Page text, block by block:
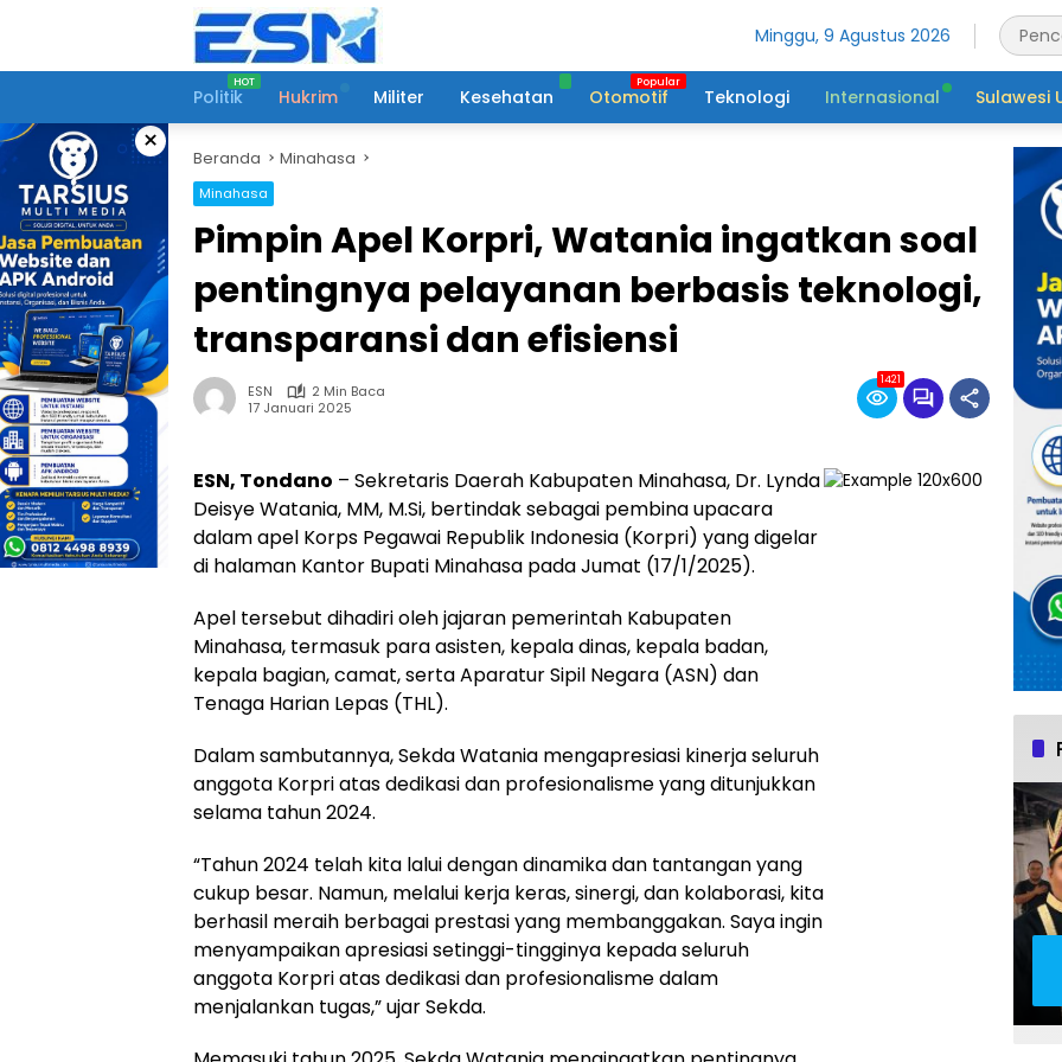
Minggu, 9 Agustus 2026
Politik Hukrim Militer Kesehatan Otomotif Teknologi Internasional Sulawesi
× Beranda Minahasa
Minahasa
Pimpin Apel Korpri, Watania ingatkan soal
pentingnya pelayanan berbasis teknologi,
transparansi dan efisiensi
ESN
2 Min Baca
17 Januari 2025
1421
ESN, Tondano – Sekretaris Daerah Kabupaten Minahasa, Dr. Lynda
Deisye Watania, MM, M.Si, bertindak sebagai pembina upacara
dalam apel Korps Pegawai Republik Indonesia (Korpri) yang digelar
di halaman Kantor Bupati Minahasa pada Jumat (17/1/2025).
Apel tersebut dihadiri oleh jajaran pemerintah Kabupaten
Minahasa, termasuk para asisten, kepala dinas, kepala badan,
kepala bagian, camat, serta Aparatur Sipil Negara (ASN) dan
Tenaga Harian Lepas (THL).
Dalam sambutannya, Sekda Watania mengapresiasi kinerja seluruh
anggota Korpri atas dedikasi dan profesionalisme yang ditunjukkan
selama tahun 2024.
“Tahun 2024 telah kita lalui dengan dinamika dan tantangan yang
cukup besar. Namun, melalui kerja keras, sinergi, dan kolaborasi, kita
berhasil meraih berbagai prestasi yang membanggakan. Saya ingin
menyampaikan apresiasi setinggi-tingginya kepada seluruh
anggota Korpri atas dedikasi dan profesionalisme dalam
menjalankan tugas,” ujar Sekda.